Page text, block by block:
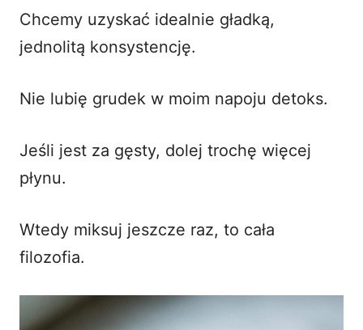
Chcemy uzyskać idealnie gładką,
jednolitą konsystencję.
Nie lubię grudek w moim napoju detoks.
Jeśli jest za gęsty, dolej trochę więcej
płynu.
Wtedy miksuj jeszcze raz, to cała
filozofia.